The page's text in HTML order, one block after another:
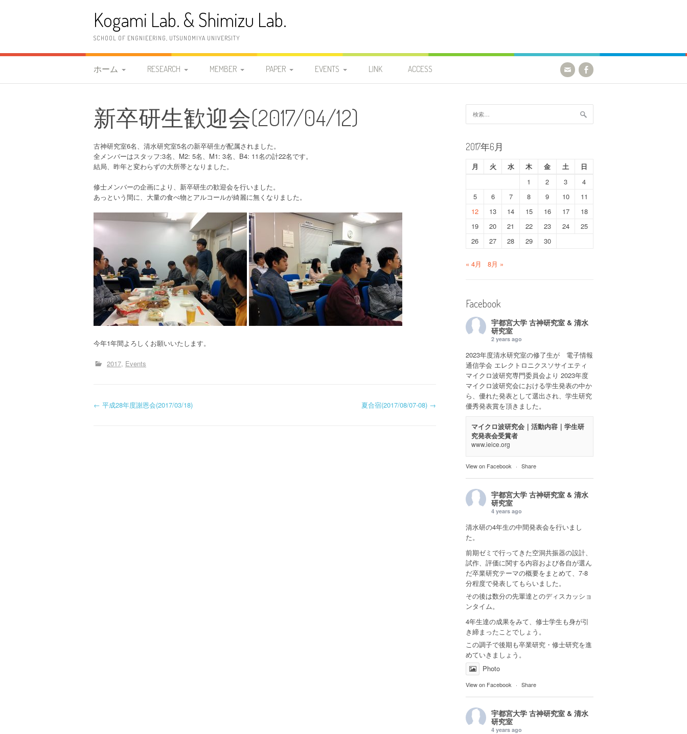
へ
ッ
Kogami Lab. & Shimizu Lab.
SCHOOL OF ENGNIEERING, UTSUNOMIYA UNIVERSITY
ホーム
2026年度 清水研究室
案内情報
2023年度 古神研究室 案
内情報
更新履歴
RESEARCH
研究内容
研究設備
MEMBER
古神研 DOCTOR
清水研
OB
PAPER
2000-2004
学位論文
2005-2009
1995-1999
EVENTS
2020-2024
1999-2004
LINK ACCESS
新卒研生歓迎会(2017/04/12)
古神研究室6名、清水研究室5名の新卒研生が配属されました。
全メンバーはスタッフ:3名、M2: 5名、M1: 3名、B4: 11名の計22名です。
結局、昨年と変わらずの大所帯となりました。
修士メンバーの企画により、新卒研生の歓迎会を行いました。
あっという間に、大量の食べ物とアルコールが綺麗に無くなりました。
今年1年間よろしくお願いいたします。
2017 Events
投
← 平成28年度謝恩会(2017/03/18) 夏合宿(2017/08/07-08) →
索:
2017年6月
月 火 水 木 金 土
日
1
2 3
4
5
6 7 8 9 10
11
12
13 14 15 16 17
18
19
20 21 22 23 24
25
26
27 28 29 30
« 4月 8月 »
Facebook
宇都宮大学 古神研究室 & 清水
研究室
2 years ago
2023年度清水研究室の修了生が 電子情報
通信学会 エレクトロニクスソサイエティ
マイクロ波研究専門委員会より 2023年度
マイクロ波研究会における学生発表の中か
ら、優れた発表として選出され、学生研究
優秀発表賞を頂きました。
マイクロ波研究会｜活動内容｜学生研
究発表会受賞者
www.ieice.org
View on Facebook · Share
宇都宮大学 古神研究室 & 清水
研究室
4 years ago
清水研の4年生の中間発表会を行いまし
た。
前期ゼミで行ってきた空洞共振器の設計、
試作、評価に関する内容および各自が選ん
だ卒業研究テーマの概要をまとめて、7-8
分程度で発表してもらいました。
その後は数分の先輩達とのディスカッショ
ンタイム。
4年生達の成果をみて、修士学生も身が引
き締まったことでしょう。
この調子で後期も卒業研究・修士研究を進
めていきましょう。
Photo
View on Facebook · Share
宇都宮大学 古神研究室 & 清水
研究室
4 years ago